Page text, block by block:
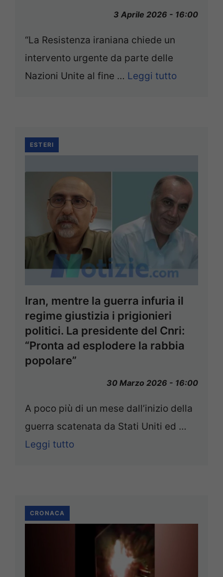
3 Aprile 2026 - 16:00
“La Resistenza iraniana chiede un
intervento urgente da parte delle
Nazioni Unite al fine … Leggi tutto
ESTERI
Iran, mentre la guerra infuria il
regime giustizia i prigionieri
politici. La presidente del Cnri:
“Pronta ad esplodere la rabbia
popolare”
30 Marzo 2026 - 16:00
A poco più di un mese dall’inizio della
guerra scatenata da Stati Uniti ed …
Leggi tutto
CRONACA